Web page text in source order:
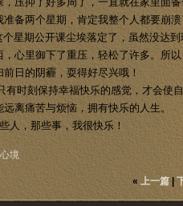
，压抑了好多周了，一直就在家里面
准备两个星期，肯定我整个人都要崩溃
星期公开课尘埃落定了，虽然没达
，心里御下了重压，轻松了许多。所
前日的阴霾，耍得好尽兴哦！
时刻保持幸福快乐的感觉，才会使
离痛苦与烦恼，拥有快乐的人生。
，那些事，我很快乐！
境
« 上一篇|